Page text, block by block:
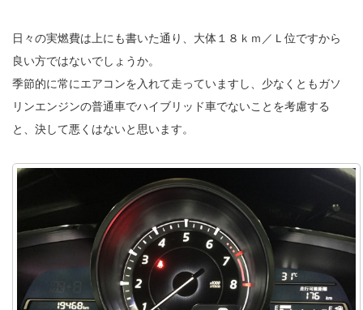
日々の実燃費は上にも書いた通り、大体１８ｋｍ／Ｌ位ですから
良い方ではないでしょうか。
季節的に常にエアコンを入れて走っていますし、少なくともガソ
リンエンジンの普通車でハイブリッド車でないことを考慮する
と、決して悪くはないと思います。